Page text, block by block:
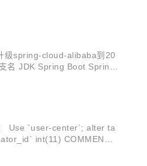
级spring-cloud-alibaba到20
名 JDK Spring Boot Spring
Use `user-center`; alter ta